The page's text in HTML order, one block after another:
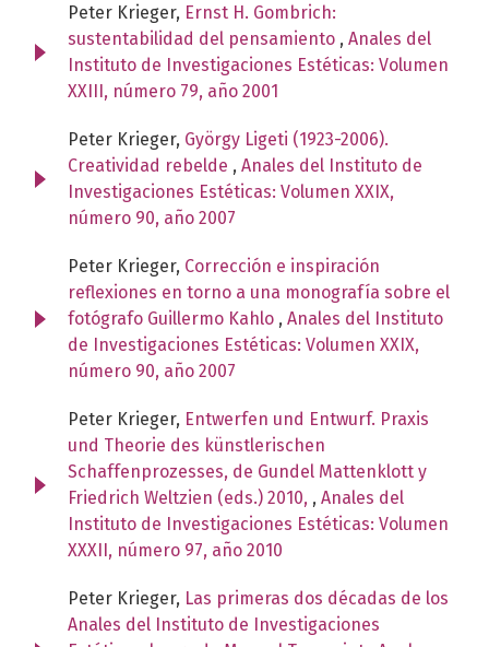
Peter Krieger, Ernst H. Gombrich:
sustentabilidad del pensamiento , Anales del
Instituto de Investigaciones Estéticas: Volumen
XXIII, número 79, año 2001
Peter Krieger, György Ligeti (1923-2006).
Creatividad rebelde , Anales del Instituto de
Investigaciones Estéticas: Volumen XXIX,
número 90, año 2007
Peter Krieger, Corrección e inspiración
reflexiones en torno a una monografía sobre el
fotógrafo Guillermo Kahlo , Anales del Instituto
de Investigaciones Estéticas: Volumen XXIX,
número 90, año 2007
Peter Krieger, Entwerfen und Entwurf. Praxis
und Theorie des künstlerischen
Schaffenprozesses, de Gundel Mattenklott y
Friedrich Weltzien (eds.) 2010, , Anales del
Instituto de Investigaciones Estéticas: Volumen
XXXII, número 97, año 2010
Peter Krieger, Las primeras dos décadas de los
Anales del Instituto de Investigaciones